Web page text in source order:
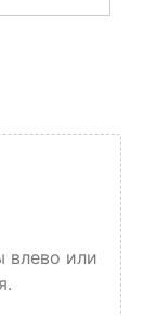
влево или